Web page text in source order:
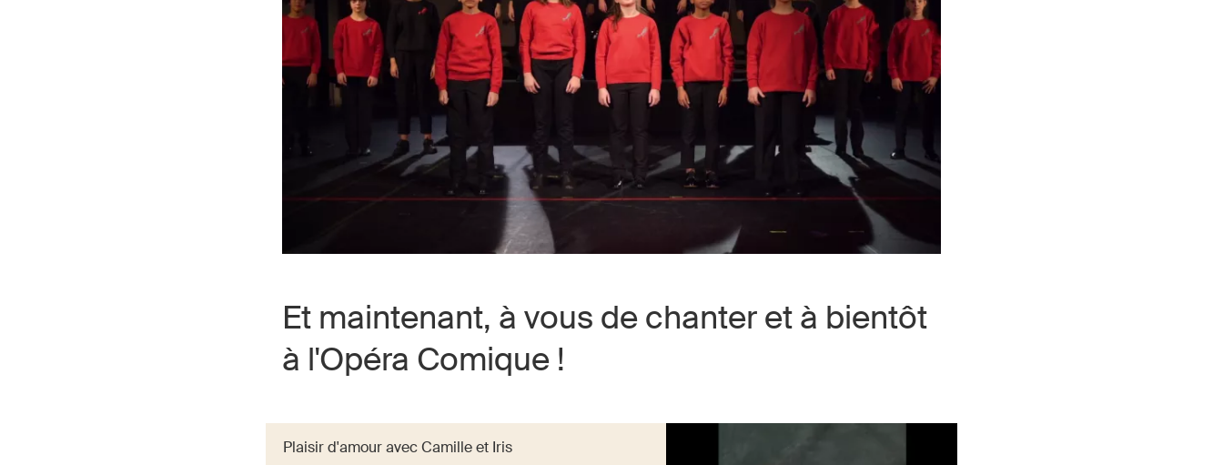
Et maintenant, à vous de chanter et à bientôt
à l'Opéra Comique !
Plaisir d'amour avec Camille et Iris